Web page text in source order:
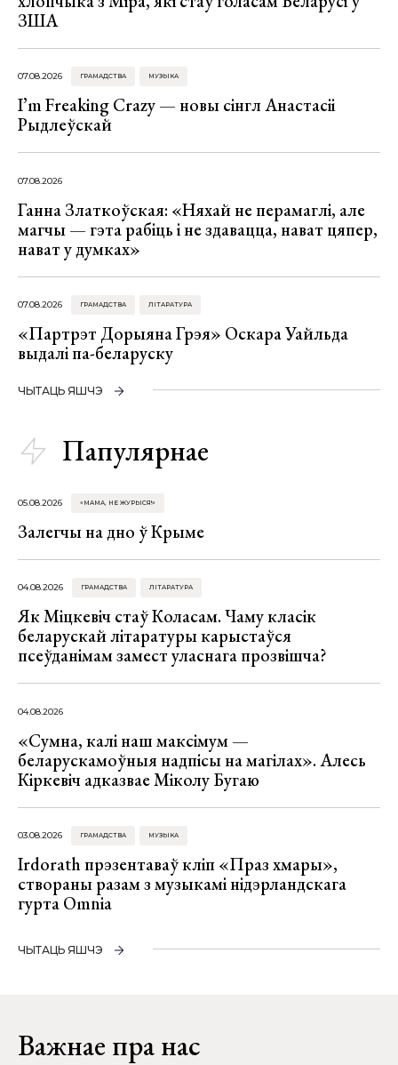
ЗША
07.08.2026 ГРАМАДСТВА МУЗЫКА
I’m Freaking Crazy — новы сінгл Анастасіі
Рыдлеўскай
07.08.2026
Ганна Златкоўская: «Няхай не перамаглі, але
магчы — гэта рабіць і не здавацца, нават цяпер,
нават у думках»
07.08.2026 ГРАМАДСТВА ЛІТАРАТУРА
«Партрэт Дорыяна Грэя» Оскара Уайльда
выдалі па-беларуску
ЧЫТАЦЬ ЯШЧЭ
Папулярнае
05.08.2026 «МАМА, НЕ ЖУРЫСЯ!»
Залегчы на дно ў Крыме
04.08.2026 ГРАМАДСТВА ЛІТАРАТУРА
Як Міцкевіч стаў Коласам. Чаму класік
беларускай літаратуры карыстаўся
псеўданімам замест уласнага прозвішча?
04.08.2026
«Сумна, калі наш максімум —
беларускамоўныя надпісы на магілах». Алесь
Кіркевіч адказвае Міколу Бугаю
03.08.2026 ГРАМАДСТВА МУЗЫКА
Irdorath прэзентаваў кліп «Праз хмары»,
створаны разам з музыкамі нідэрландскага
гурта Omnia
ЧЫТАЦЬ ЯШЧЭ
Важнае пра нас